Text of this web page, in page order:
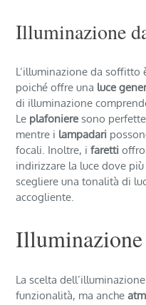
Illuminazione
L’illuminazione da soffitto
poiché offre una luce
di illuminazione
Le plafoniere sono
mentre i lampadari
focali. Inoltre, ifaretti
indirizzare la luce dove
scegliere una tonalità di
accogliente.
La scelta
funzionalità, ma anche